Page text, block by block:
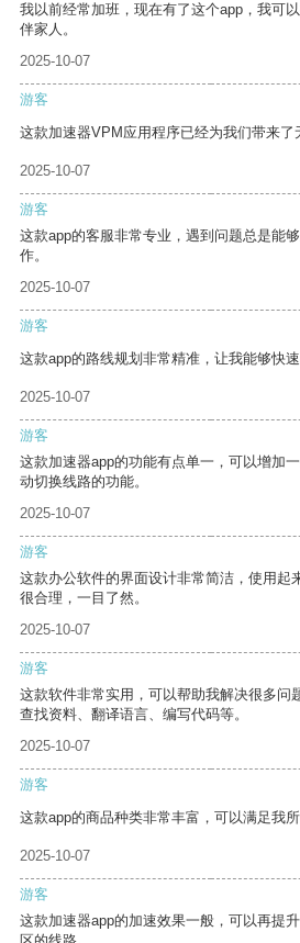
我以前经常加班，现在有了这个app，我可
伴家人。
2025-10-07
游客
这款加速器VPM应用程序已经为我们带来了
2025-10-07
游客
这款app的客服非常专业，遇到问题总是能
作。
2025-10-07
游客
这款app的路线规划非常精准，让我能够快速
2025-10-07
游客
这款加速器app的功能有点单一，可以增加
动切换线路的功能。
2025-10-07
游客
这款办公软件的界面设计非常简洁，使用起
很合理，一目了然。
2025-10-07
游客
这款软件非常实用，可以帮助我解决很多问
查找资料、翻译语言、编写代码等。
2025-10-07
游客
这款app的商品种类非常丰富，可以满足我所
2025-10-07
游客
这款加速器app的加速效果一般，可以再提